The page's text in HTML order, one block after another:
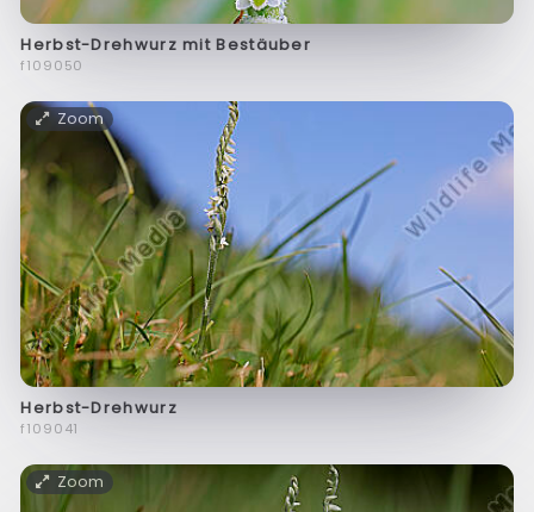
Herbst-Drehwurz mit Bestäuber
f109050
Zoom
Herbst-Drehwurz
f109041
Zoom